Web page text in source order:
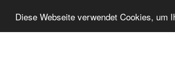
Diese Webseite verwendet Cookies, um